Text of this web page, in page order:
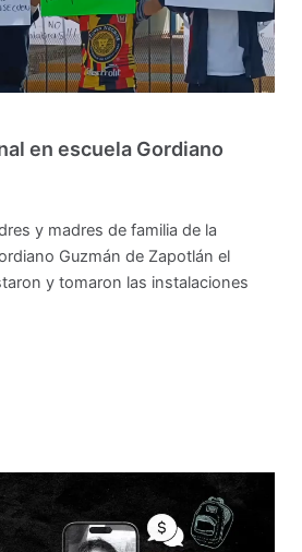
en escuela Gordiano
y madres de familia de la
Guzmán de Zapotlán el
y tomaron las instalaciones